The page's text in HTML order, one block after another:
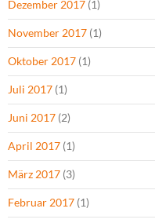
Dezember 2017 (1)
November 2017 (1)
Oktober 2017 (1)
Juli 2017 (1)
Juni 2017 (2)
April 2017 (1)
März 2017 (3)
Februar 2017 (1)